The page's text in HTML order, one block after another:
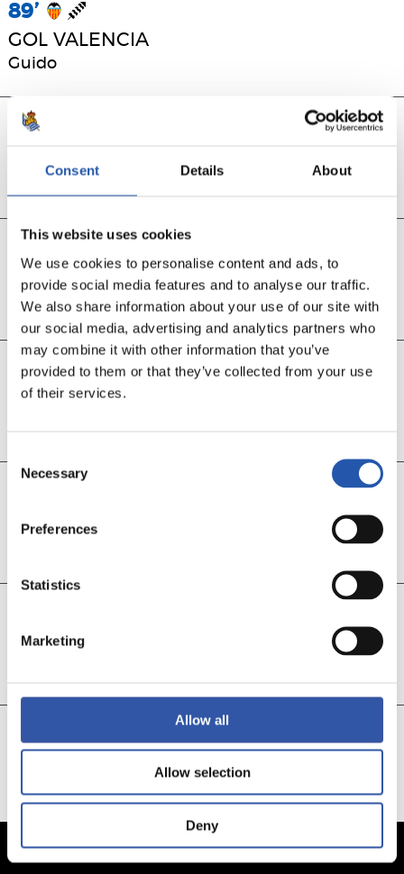
Consent Details About
This website uses cookies
We use cookies to personalise content and ads, to
provide social media features and to analyse our traffic.
We also share information about your use of our site with
our social media, advertising and analytics partners who
may combine it with other information that you’ve
provided to them or that they’ve collected from your use
of their services.
Selection
Necessary
Preferences
Statistics
Marketing
Allow all
Allow selection
Deny
89’
GOL VALENCIA
Guido
63’
GOOOOOOOL
60’
GOOOOOOOOOOL
Tárrega (pp)
23’
GOL VALENCIA
GOOOOOOOOOOOL